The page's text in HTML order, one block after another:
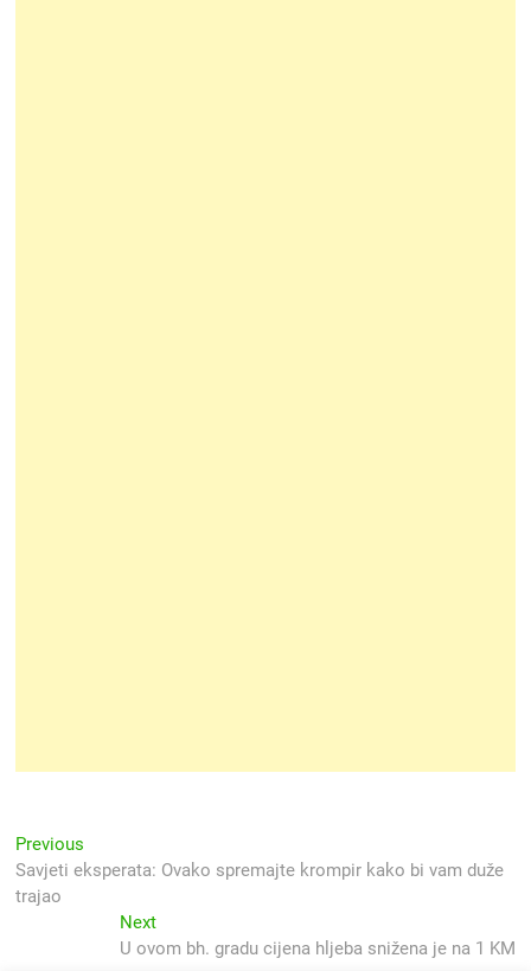
Navigacija
objava
Previous
post:
Savjeti eksperata: Ovako spremajte krompir kako bi vam duže
trajao
NextNext
post:
U ovom bh. gradu cijena hljeba snižena je na 1 KM